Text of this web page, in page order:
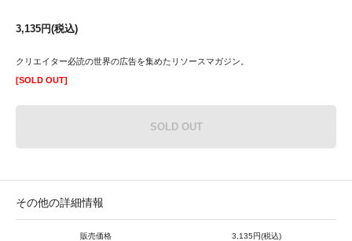
3,135円(税込)
クリエイター必読の世界の広告を集めたリソースマガジン。
[SOLD OUT]
SOLD OUT
その他の詳細情報
販売価格 3,135円(税込)